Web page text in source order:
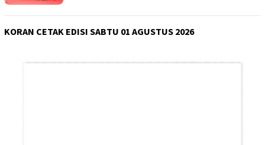
KORAN CETAK EDISI SABTU 01 AGUSTUS 2026